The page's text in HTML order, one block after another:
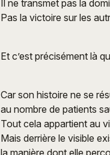
Il ne transmet pas la
Pas la victoire sur les
Et c’est précisément là
Car son histoire ne se
au nombre de patients
Tout cela appartient au
Mais derrière le visible